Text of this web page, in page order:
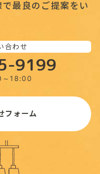
最良のご提案をい
合わせ
9199
～18:00
フォーム